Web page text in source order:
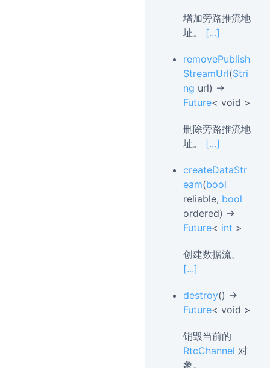
增加旁路推流地
址。 [...]
removePublish
StreamUrl(Stri
ng url) →
Future< void >
删除旁路推流地
址。 [...]
createDataStr
eam(bool
reliable, bool
ordered) →
Future< int >
创建数据流。
[...]
destroy() →
Future< void >
销毁当前的
RtcChannel 对
象。